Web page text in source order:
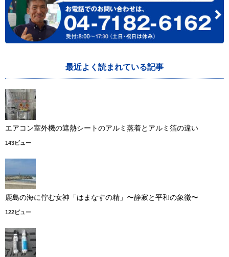
最近よく読まれている記事
エアコン室外機の遮熱シートのアルミ蒸着とアルミ箔の違い
143ビュー
鹿島の海に佇む女神「はまなすの精」〜静寂と平和の象徴〜
122ビュー